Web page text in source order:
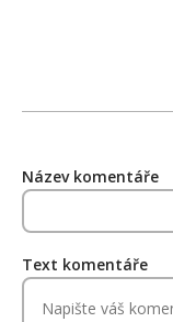
Název komentáře
Text komentáře